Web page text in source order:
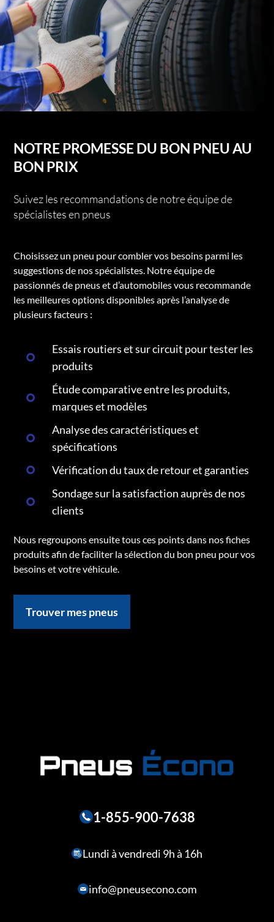
NOTRE PROMESSE DU BON PNEU AU
BON PRIX
Suivez les recommandations de notre équipe de
spécialistes en pneus
Choisissez un pneu pour combler vos besoins parmi les
suggestions de nos spécialistes. Notre équipe de
passionnés de pneus et d’automobiles vous recommande
les meilleures options disponibles après l’analyse de
plusieurs facteurs :
Essais routiers et sur circuit pour tester les
produits
Étude comparative entre les produits,
marques et modèles
Analyse des caractéristiques et
spécifications
Vérification du taux de retour et garanties
Sondage sur la satisfaction auprès de nos
clients
Nous regroupons ensuite tous ces points dans nos fiches
produits afin de faciliter la sélection du bon pneu pour vos
besoins et votre véhicule.
Trouver mes pneus
1-855-900-7638
Lundi à vendredi 9h à 16h
info@pneusecono.com